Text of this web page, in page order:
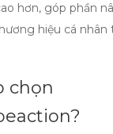
hơn, góp phần
hiệu cá nhân
chọn